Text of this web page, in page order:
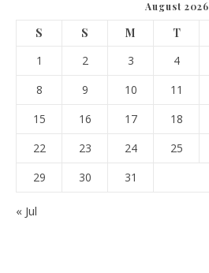
August 2026
S S M T
1
2 3 4
8
9 10 11
15
16 17 18
22
23 24 25
29
30 31
« Jul